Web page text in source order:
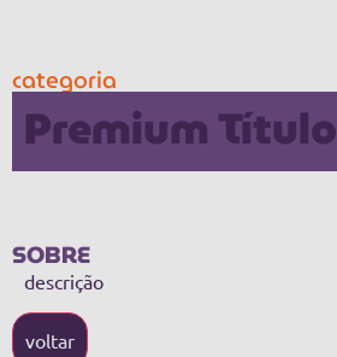
categoria
Premium Título
SOBRE
descrição
voltar